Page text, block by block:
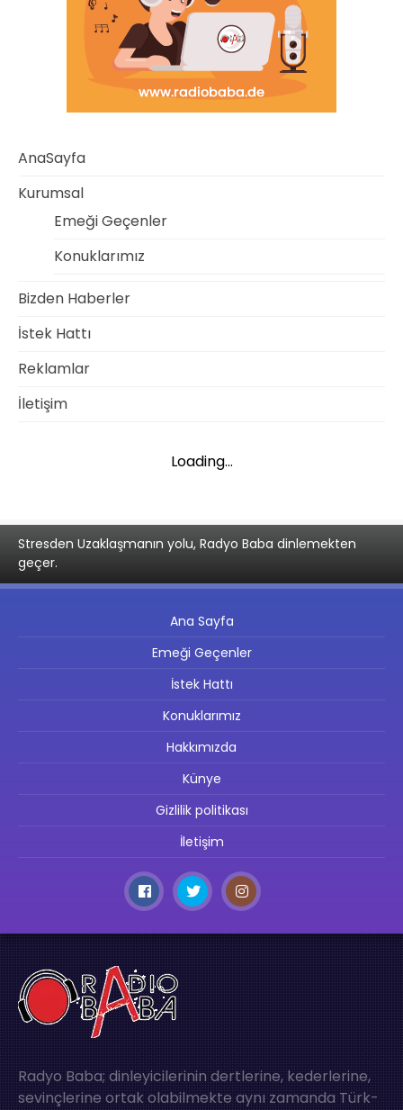
AnaSayfa
Kurumsal
Emeği Geçenler
Konuklarımız
Bizden Haberler
İstek Hattı
Reklamlar
İletişim
Loading...
Stresden Uzaklaşmanın yolu, Radyo Baba dinlemekten
geçer.
Ana Sayfa
Emeği Geçenler
İstek Hattı
Konuklarımız
Hakkımızda
Künye
Gizlilik politikası
İletişim
Radyo Baba; dinleyicilerinin dertlerine, kederlerine,
sevinçlerine ortak olabilmekte aynı zamanda Türk-